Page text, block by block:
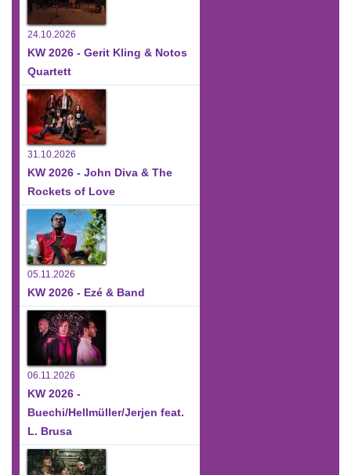
24.10.2026
KW 2026 - Gerit Kling & Notos
Quartett
31.10.2026
KW 2026 - John Diva & The
Rockets of Love
05.11.2026
KW 2026 - Ezé & Band
06.11.2026
KW 2026 -
Buechi/Hellmüller/Jerjen feat.
L. Brusa